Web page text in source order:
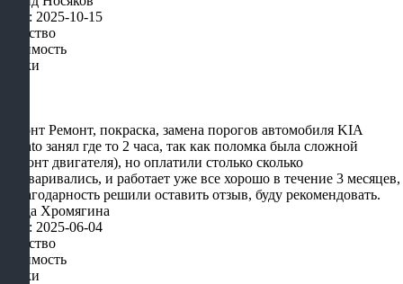
Дата: 2025-10-15
Качество
Стоимость
Сроки
Ремонт Ремонт, покраска, замена порогов автомобиля KIA
Picanto занял где то 2 часа, так как поломка была сложной
(ремонт двигателя), но оплатили столько сколько
договаривались, и работает уже все хорошо в течение 3 месяцев,
в благодарность решили оставить отзыв, буду рекомендовать.
Влада Хромягина
Дата: 2025-06-04
Качество
Стоимость
Сроки